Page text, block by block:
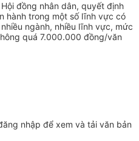
đồng nhân dân, quyết định
hành trong một số lĩnh vực có
ngành, nhiều lĩnh vực, mức
quá 7.000.000 đồng/văn
nhập để xem và tải văn bản